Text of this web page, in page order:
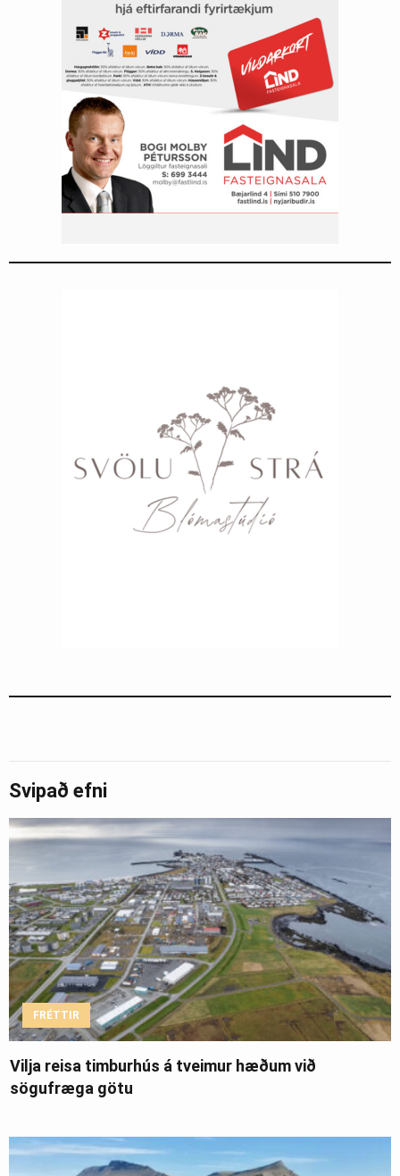
Svipað efni
FRÉTTIR
Vilja reisa timburhús á tveimur hæðum við
sögufræga götu